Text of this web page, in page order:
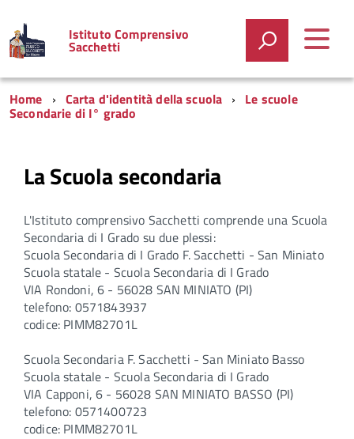
Istituto Comprensivo
Sacchetti
Home Carta d'identità della scuola Le scuole
Secondarie di I° grado
La Scuola secondaria
L'Istituto comprensivo Sacchetti comprende una Scuola
Secondaria di I Grado su due plessi:
Scuola Secondaria di I Grado F. Sacchetti - San Miniato
Scuola statale - Scuola Secondaria di I Grado
VIA Rondoni, 6 - 56028 SAN MINIATO (PI)
telefono: 0571843937
codice: PIMM82701L
Scuola Secondaria F. Sacchetti - San Miniato Basso
Scuola statale - Scuola Secondaria di I Grado
VIA Capponi, 6 - 56028 SAN MINIATO BASSO (PI)
telefono: 0571400723
codice: PIMM82701L